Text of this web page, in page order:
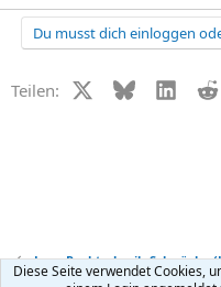
Du musst dich einloggen
Teilen: X (Twitter)
Bluesky
Lese-Rechtschreib-Schwäche
Diese Seite verwendet Cookies,